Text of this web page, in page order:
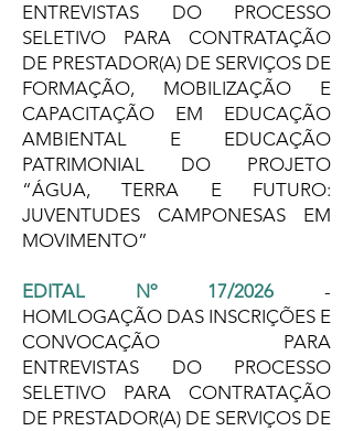
ENTREVISTAS DO PROCESSO
SELETIVO PARA CONTRATAÇÃO
DE PRESTADOR(A) DE SERVIÇOS DE
FORMAÇÃO, MOBILIZAÇÃO E
CAPACITAÇÃO EM EDUCAÇÃO
AMBIENTAL E EDUCAÇÃO
PATRIMONIAL DO PROJETO
“ÁGUA, TERRA E FUTURO:
JUVENTUDES CAMPONESAS EM
MOVIMENTO”
EDITAL Nº 17/2026
-
HOMLOGAÇÃO DAS INSCRIÇÕES E
CONVOCAÇÃO PARA
ENTREVISTAS DO PROCESSO
SELETIVO PARA CONTRATAÇÃO
DE PRESTADOR(A) DE SERVIÇOS DE